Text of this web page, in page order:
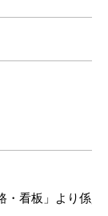
・看板」より係